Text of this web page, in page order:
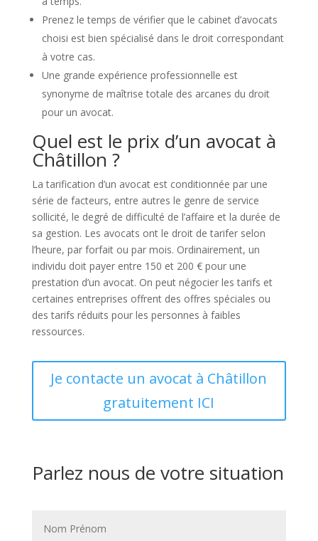
Prenez le temps de vérifier que le cabinet d’avocats
choisi est bien spécialisé dans le droit correspondant
à votre cas.
Une grande expérience professionnelle est
synonyme de maîtrise totale des arcanes du droit
pour un avocat.
Quel est le prix d’un avocat à
Châtillon ?
La tarification d’un avocat est conditionnée par une
série de facteurs, entre autres le genre de service
sollicité, le degré de difficulté de l’affaire et la durée de
sa gestion. Les avocats ont le droit de tarifer selon
l’heure, par forfait ou par mois. Ordinairement, un
individu doit payer entre 150 et 200 € pour une
prestation d’un avocat. On peut négocier les tarifs et
certaines entreprises offrent des offres spéciales ou
des tarifs réduits pour les personnes à faibles
ressources.
Je contacte un avocat à Châtillon
gratuitement ICI
Parlez nous de votre situation